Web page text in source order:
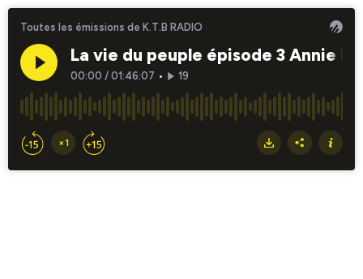
Toutes les émissions de K.T.B RADIO
La vie du peuple épisode 3 Annie
00:00 / 01:46:07 • 19
×1